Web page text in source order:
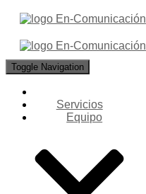
Toggle Navigation
Servicios
Equipo